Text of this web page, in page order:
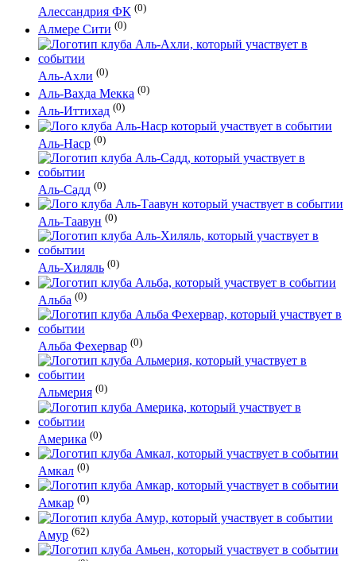
Алессандрия ФК (0)
Алмере Сити (0)
Аль-Ахли (0)
Аль-Вахда Мекка (0)
Аль-Иттихад (0)
Аль-Наср (0)
Аль-Садд (0)
Аль-Таавун (0)
Аль-Хиляль (0)
Альба (0)
Альба Фехервар (0)
Альмерия (0)
Америка (0)
Амкал (0)
Амкар (0)
Амур (62)